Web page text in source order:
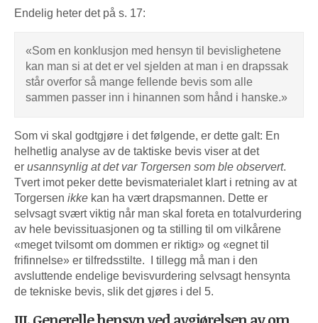
Endelig heter det på s. 17:
«Som en konklusjon med hensyn til bevislighetene
kan man si at det er vel sjelden at man i en drapssak
står overfor så mange fellende bevis som alle
sammen passer inn i hinannen som hånd i hanske.»
Som vi skal godtgjøre i det følgende, er dette galt: En
helhetlig analyse av de taktiske bevis viser at det
er usannsynlig at det var Torgersen som ble observert.
Tvert imot peker dette bevismaterialet klart i retning av at
Torgersen ikke kan ha vært drapsmannen. Dette er
selvsagt svært viktig når man skal foreta en totalvurdering
av hele bevissituasjonen og ta stilling til om vilkårene
«meget tvilsomt om dommen er riktig» og «egnet til
frifinnelse» er tilfredsstilte. I tillegg må man i den
avsluttende endelige bevisvurdering selvsagt hensynta
de tekniske bevis, slik det gjøres i del 5.